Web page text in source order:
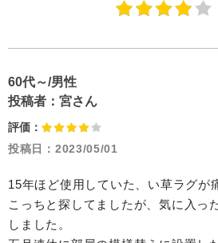
60代～/男性
投稿者： 宮さん
評価：
投稿日： 2023/05/01
15年ほど使用していた、い草ラグが
こっちと探してましたが、気に入っ
しました。